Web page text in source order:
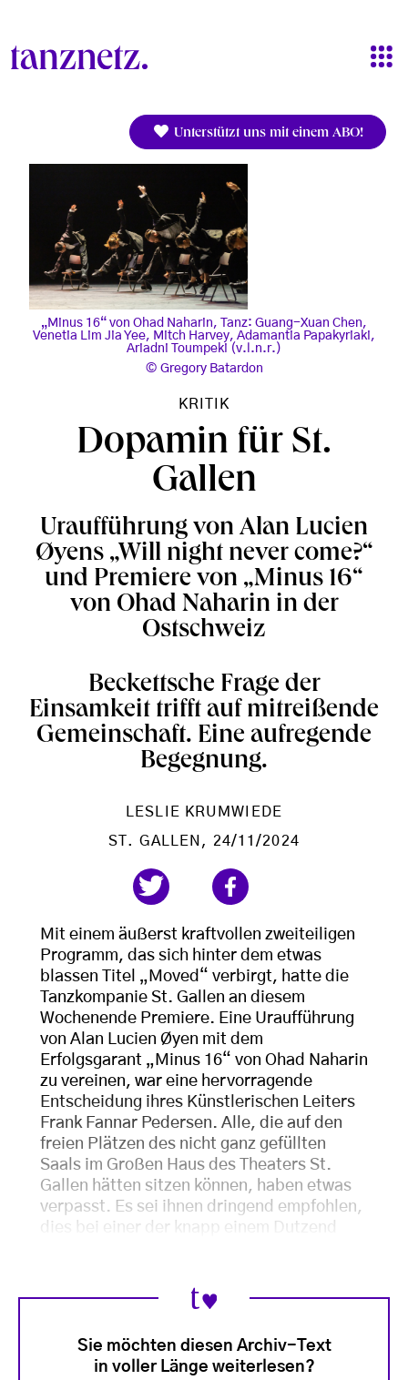
Unterstützt uns mit einem ABO!
„Minus 16“ von Ohad Naharin, Tanz: Guang-Xuan Chen,
Venetia Lim Jia Yee, Mitch Harvey, Adamantia Papakyriaki,
Ariadni Toumpeki (v.l.n.r.)
Gregory Batardon
KRITIK
Dopamin für St.
Gallen
Uraufführung von Alan Lucien
Øyens „Will night never come?“
und Premiere von „Minus 16“
von Ohad Naharin in der
Ostschweiz
Beckettsche Frage der
Einsamkeit trifft auf mitreißende
Gemeinschaft. Eine aufregende
Begegnung.
LESLIE KRUMWIEDE
ST. GALLEN , 24/11/2024
Mit einem äußerst kraftvollen zweiteiligen
Programm, das sich hinter dem etwas
blassen Titel „Moved“ verbirgt, hatte die
Tanzkompanie St. Gallen an diesem
Wochenende Premiere. Eine Uraufführung
von Alan Lucien Øyen mit dem
Erfolgsgarant „Minus 16“ von Ohad Naharin
zu vereinen, war eine hervorragende
Entscheidung ihres Künstlerischen Leiters
Frank Fannar Pedersen. Alle, die auf den
freien Plätzen des nicht ganz gefüllten
Saals im Großen Haus des Theaters St.
Gallen hätten sitzen können, haben etwas
verpasst. Es sei ihnen dringend empfohlen,
dies bei einer der knapp einem Dutzend
Sie möchten diesen Archiv-Text
in voller Länge weiterlesen?